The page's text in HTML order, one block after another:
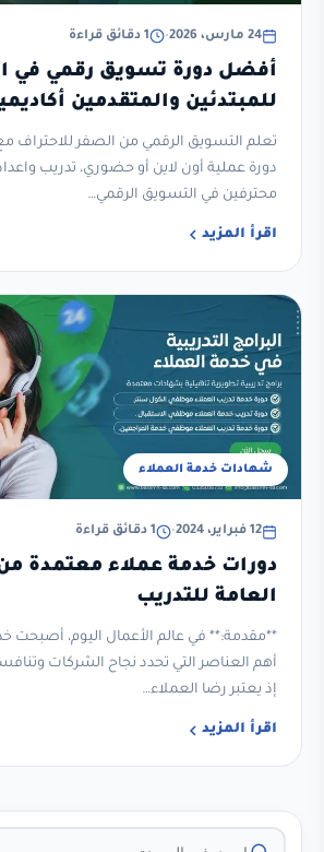
24 مارس، 2026 • 1 دقائق قراءة
أفضل دورة تسويق رقمي في
للمبتدئين والمتقدمين
التغيير
تعلم التسويق الرقمي من الصفر للاحتراف
دورة عملية أون لاين أو حضوري، تدريب
محترفين في التسويق الرقمي…
اقرأ المزيد
شهادات خدمة العملاء
12 فبراير، 2024 • 1 دقائق قراءة
دورات خدمة عملاء معتمدة
العامة للتدريب
**مقدمة:** في عالم الأعمال اليوم، أصبحت
أهم العناصر التي تحدد نجاح الشركات
إذ يعتبر رضا العملاء…
اقرأ المزيد